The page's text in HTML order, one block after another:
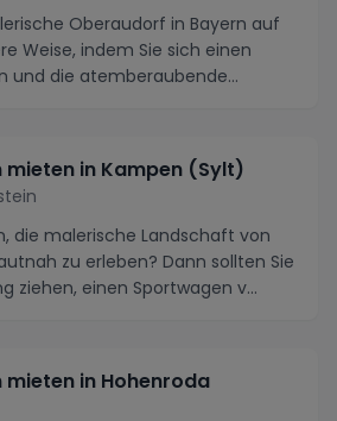
Oberaudorf in Bayern auf
Weise, indem Sie sich einen
und die atemberaubende
in Kampen (Sylt)
die malerische Landschaft von
zu erleben? Dann sollten Sie
ziehen, einen Sportwagen v...
in Hohenroda